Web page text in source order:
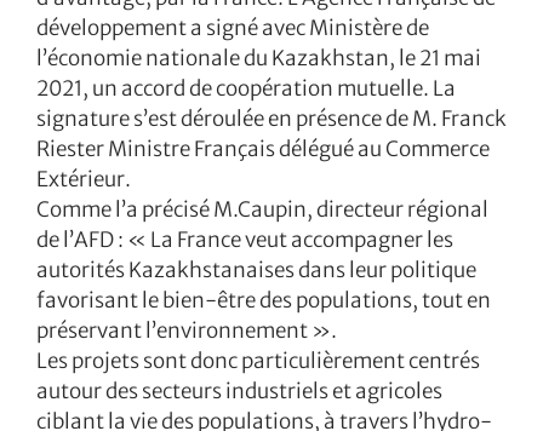
développement a signé avec Ministère de
l’économie nationale du Kazakhstan, le 21 mai
2021, un accord de coopération mutuelle. La
signature s’est déroulée en présence de M. Franck
Riester Ministre Français délégué au Commerce
Extérieur.
Comme l’a précisé M.Caupin, directeur régional
de l’AFD : « La France veut accompagner les
autorités Kazakhstanaises dans leur politique
favorisant le bien-être des populations, tout en
préservant l’environnement ».
Les projets sont donc particulièrement centrés
autour des secteurs industriels et agricoles
ciblant la vie des populations, à travers l’hydro-